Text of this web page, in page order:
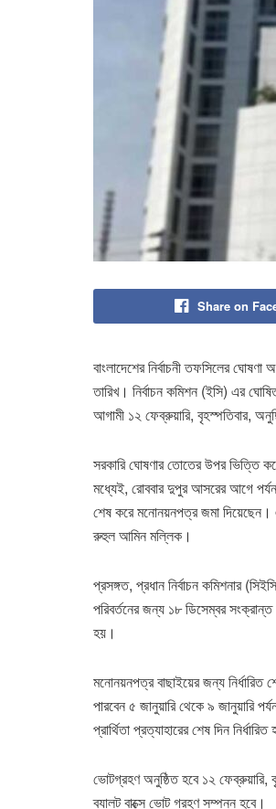
Share on
বাংলাদেশের নির্বাচনী তফসিলের
তারিখ। নির্বাচন কমিশন (ইসি) এর
আগামী ১২ ফেব্রুয়ারি, বৃহস্পতিবার,
সরকারি ঘোষণার তোতের উপর ভিত্তি
মধ্যেই, রোববার দুপুর আসরের আগে
শেষ করে মনোনয়নপত্র জমা দিয়েছেন।
রুহুল আমিন মল্লিক।
প্রসঙ্গত, প্রধান নির্বাচন কমিশনার
পরিবর্তনের জন্য ১৮ ডিসেম্বর
হয়।
মনোনয়নপত্র বাছাইয়ের জন্য
পারবেন ৫ জানুয়ারি থেকে ৯ জানুয়ারি
প্রার্থিতা প্রত্যাহারের শেষ দিন
ভোটগ্রহণ অনুষ্ঠিত হবে ১২
ব্যালট বাক্সে ভোট গ্রহণ সম্পন্ন হবে।